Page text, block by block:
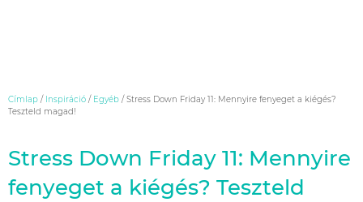
to
Címlap / Inspiráció / Egyéb /Stress Down Friday 11: Mennyire fenyeget a kiégés?
Teszteld magad!
Stress Down Friday 11: Mennyire
fenyeget a kiégés? Teszteld